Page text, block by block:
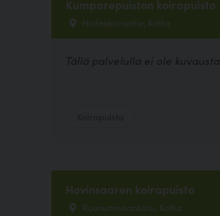
Kumparepuiston koirapuisto
Hiidenkirnuntie, Kotka
Tällä palvelulla ei ole kuvausta.
Hovinsaaren koirapuisto
Ruununmaankatu, Kotka